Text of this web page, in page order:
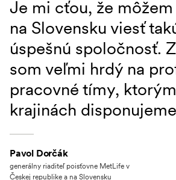
Je mi cťou, že môžem
na Slovensku viesť
úspešnú spoločnosť.
som veľmi hrdý na
pracovné tímy,
krajinách
Pavol Dorčák
generálny riaditeľ poisťovne MetLife v
Českej republike a na Slovensku